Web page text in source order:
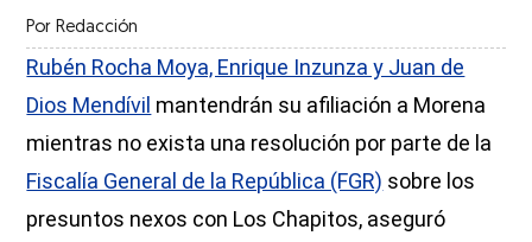
Por Redacción
Rubén Rocha Moya, Enrique Inzunza y Juan de
Dios Mendívil mantendrán su afiliación a Morena
mientras no exista una resolución por parte de la
Fiscalía General de la República (FGR) sobre los
presuntos nexos con Los Chapitos, aseguró